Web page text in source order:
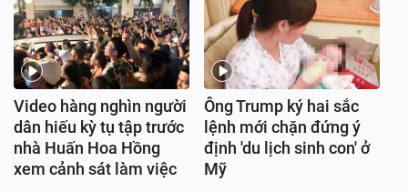
Video hàng nghìn người
dân hiếu kỳ tụ tập trước
nhà Huấn Hoa Hồng
xem cảnh sát làm việc
Ông Trump ký hai sắc
lệnh mới chặn đứng ý
định 'du lịch sinh con' ở
Mỹ